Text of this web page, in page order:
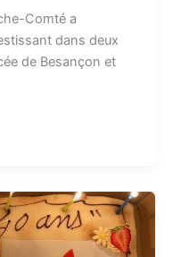
Comté a
dans deux
de Besançon et